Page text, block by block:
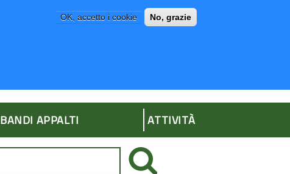
OK, accetto i cookie No, grazie
BANDI APPALTI ATTIVITÀ